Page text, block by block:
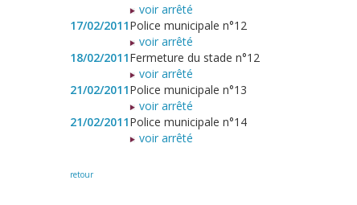
voir arrêté
17/02/2011Police municipale n°12
voir arrêté
18/02/2011Fermeture du stade n°12
voir arrêté
21/02/2011Police municipale n°13
voir arrêté
21/02/2011Police municipale n°14
voir arrêté
retour